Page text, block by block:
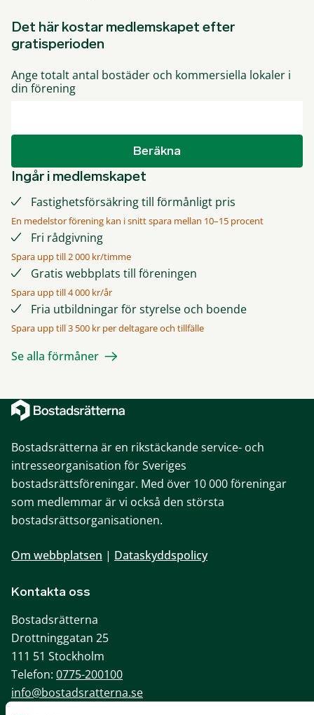
Det här kostar medlemskapet efter
gratisperioden
Ange totalt antal bostäder och kommersiella lokaler i
din förening
Beräkna
Ingår i medlemskapet
Fastighetsförsäkring till förmånligt pris
En medelstor förening kan i snitt spara mellan 10–15 procent
Fri rådgivning
Spara upp till 2 000 kr/timme
Gratis webbplats till föreningen
Spara upp till 4 000 kr/år
Fria utbildningar för styrelse och boende
Spara upp till 3 500 kr per deltagare och tillfälle
Se alla förmåner
Bostadsrätterna är en rikstäckande service- och
intresseorganisation för Sveriges
bostadsrättsföreningar. Med över 10 000 föreningar
som medlemmar är vi också den största
bostadsrättsorganisationen.
Om webbplatsen | Dataskyddspolicy
Kontakta oss
Bostadsrätterna
Drottninggatan 25
111 51 Stockholm
Telefon: 0775-200100
info@bostadsratterna.se